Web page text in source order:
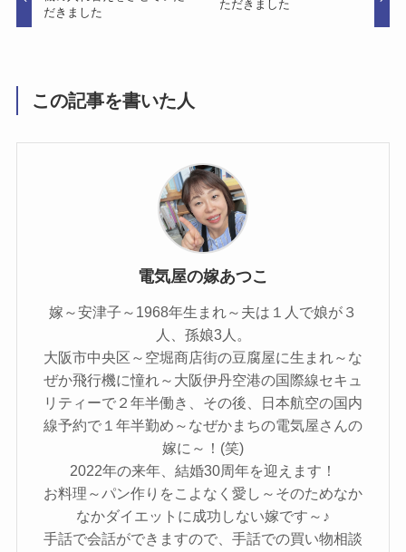
だきました
ただきました
この記事を書いた人
電気屋の嫁あつこ
嫁～安津子～1968年生まれ～夫は１人で娘が３
人、孫娘3人。
大阪市中央区～空堀商店街の豆腐屋に生まれ～な
ぜか飛行機に憧れ～大阪伊丹空港の国際線セキュ
リティーで２年半働き、その後、日本航空の国内
線予約で１年半勤め～なぜかまちの電気屋さんの
嫁に～！(笑)
2022年の来年、結婚30周年を迎えます！
お料理～パン作りをこよなく愛し～そのためなか
なかダイエットに成功しない嫁です～♪
手話で会話ができますので、手話での買い物相談